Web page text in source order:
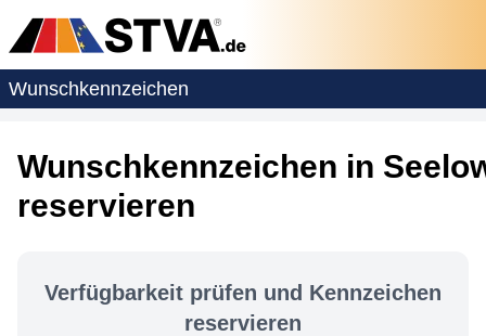
Wunschkennzeichen
Wunschkennzeichen in
reservieren
Verfügbarkeit prüfen und Kennzeichen
reservieren